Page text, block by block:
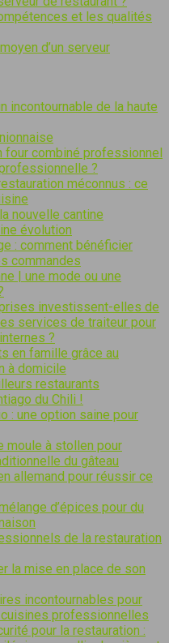
et les qualités
d’un serveur
incontournable de la haute
four combiné professionnel
?
méconnus : ce
nouvelle cantine
évolution
: comment bénéficier
commandes
| une mode ou une
investissent-elles de
services de traiteur pour
?
en famille grâce au
à domicile
restaurants
du Chili !
: une option saine pour
moule à stollen pour
du gâteau
allemand pour réussir ce
d’épices pour du
de la restauration
la mise en place de son
incontournables pour
cuisines professionnelles
pour la restauration :